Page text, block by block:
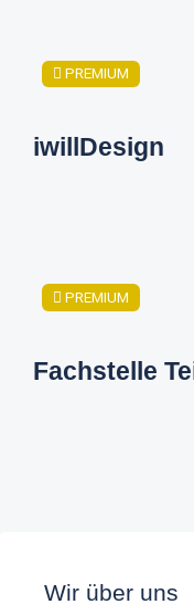
PREMIUM
iwillDesign
PREMIUM
Fachstelle
Wir über uns